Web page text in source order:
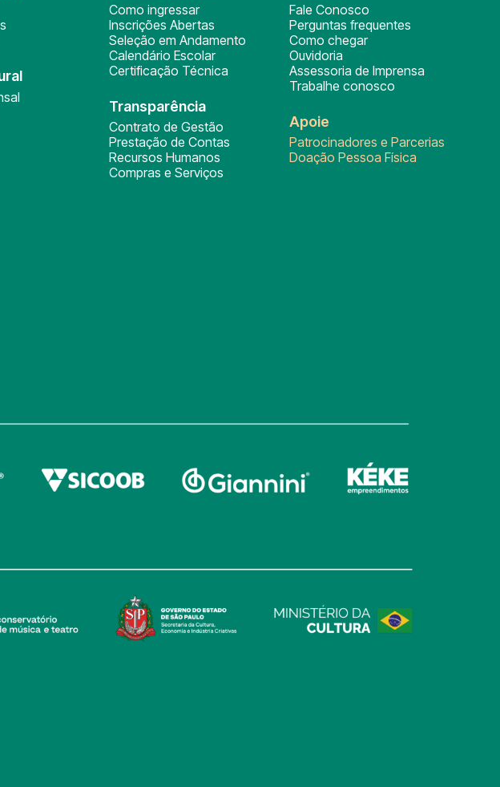
Como ingressar
Inscrições Abertas
Seleção em Andamento
Calendário Escolar
Certificação Técnica
Transparência
Contrato de Gestão
Prestação de Contas
Recursos Humanos
Compras e Serviços
Fale Conosco
Perguntas frequentes
Como chegar
Ouvidoria
Assessoria de Imprensa
Trabalhe conosco
Apoie
Patrocinadores e Parcerias
Doação Pessoa Física